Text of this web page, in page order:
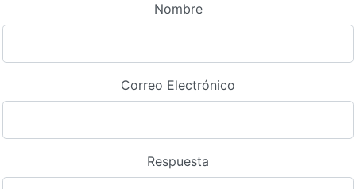
Nombre
Correo Electrónico
Respuesta